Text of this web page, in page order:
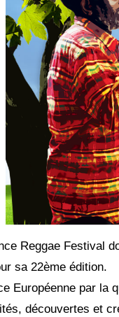
Reggae Festival
sa 22ème édition.
Européenne par la
découvertes et